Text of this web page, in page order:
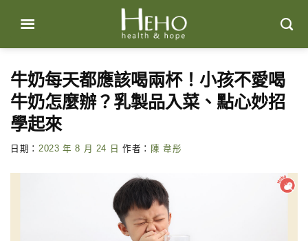
content
牛奶每天都應該喝兩杯！小孩不愛喝
牛奶怎麼辦？乳製品入菜、點心妙招
學起來
日期： 2023 年 8 月 24 日 作者： 陳 韋彤